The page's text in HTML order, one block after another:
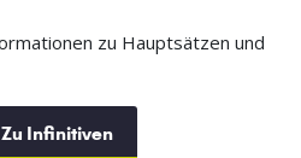
zu Hauptsätzen und
Zu Infinitiven